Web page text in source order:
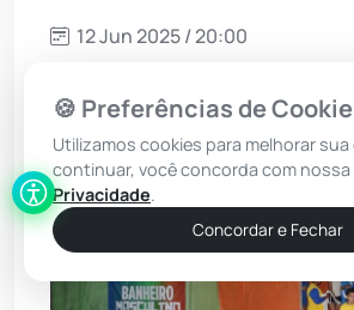
12 Jun 2025 / 20:00
Ouvir Notícia
Narração automática (IA)
🍪 Preferências de
Utilizamos cookies para melhorar sua
continuar, você concorda com nossa
Privacidade.
Concordar e Fechar